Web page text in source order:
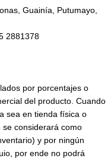
Guainía, Putumayo,
2881378
por porcentajes o
del producto. Cuando
sea en tienda física o
se considerará como
y por ningún
por ende no podrá